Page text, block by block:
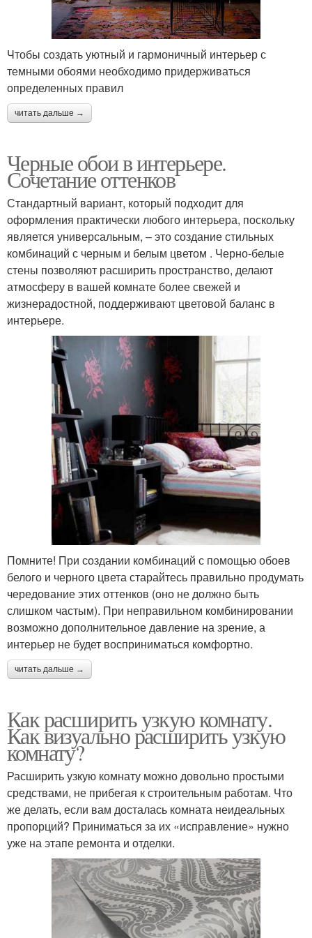
Чтобы создать уютный и гармоничный интерьер с
темными обоями необходимо придерживаться
определенных правил
читать дальше →
Черные обои в интерьере.
Сочетание оттенков
Стандартный вариант, который подходит для
оформления практически любого интерьера, поскольку
является универсальным, – это создание стильных
комбинаций с черным и белым цветом . Черно-белые
стены позволяют расширить пространство, делают
атмосферу в вашей комнате более свежей и
жизнерадостной, поддерживают цветовой баланс в
интерьере.
Помните! При создании комбинаций с помощью обоев
белого и черного цвета старайтесь правильно продумать
чередование этих оттенков (оно не должно быть
слишком частым). При неправильном комбинировании
возможно дополнительное давление на зрение, а
интерьер не будет восприниматься комфортно.
читать дальше →
Как расширить узкую комнату.
Как визуально расширить узкую
комнату?
Расширить узкую комнату можно довольно простыми
средствами, не прибегая к строительным работам. Что
же делать, если вам досталась комната неидеальных
пропорций? Приниматься за их «исправление» нужно
уже на этапе ремонта и отделки.